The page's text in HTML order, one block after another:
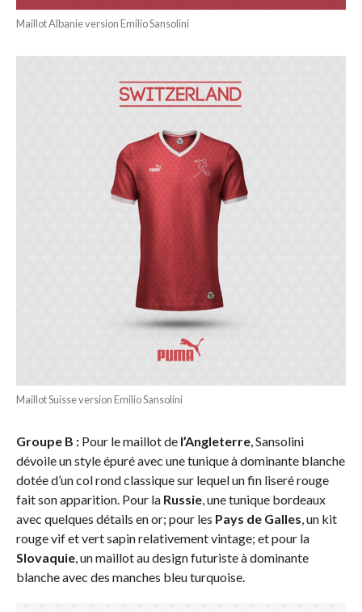
Maillot Albanie version Emilio Sansolini
Maillot Suisse version Emilio Sansolini
Groupe B : Pour le maillot de l’Angleterre, Sansolini
dévoile un style épuré avec une tunique à dominante blanche
dotée d’un col rond classique sur lequel un fin liseré rouge
fait son apparition. Pour la Russie, une tunique bordeaux
avec quelques détails en or; pour les Pays de Galles, un kit
rouge vif et vert sapin relativement vintage; et pour la
Slovaquie, un maillot au design futuriste à dominante
blanche avec des manches bleu turquoise.